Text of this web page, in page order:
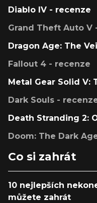
Diablo IV - recenze
Grand Theft Auto V
Dragon Age: The
Fallout 4 - recenze
Metal Gear Solid V:
Dark Souls -
Death Stranding 2:
Doom: The Dark
Co si zahrát
10 nejlepších
můžete zahrát